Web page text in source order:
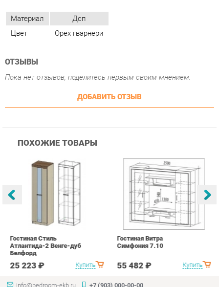
ОТЗЫВЫ
Пока нет отзывов, поделитесь первым своим мнением.
Купить
Гостиная Стиль
Атлантида-2 Венге-дуб
Белфорд
Купить
Гостиная Витра
Симфония 7.10
55 482 ₽
info@bedroom-ekb.ru
КАТАЛОГ
Коллекции
Кровати
ИНФОРМАЦИЯ
О проекте
Контакты
Весь мир
Екатеринбург